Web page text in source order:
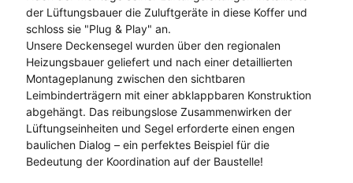
der Lüftungsbauer die Zuluftgeräte in diese Koffer und
schloss sie "Plug & Play" an.
Unsere Deckensegel wurden über den regionalen
Heizungsbauer geliefert und nach einer detaillierten
Montageplanung zwischen den sichtbaren
Leimbinderträgern mit einer abklappbaren Konstruktion
abgehängt. Das reibungslose Zusammenwirken der
Lüftungseinheiten und Segel erforderte einen engen
baulichen Dialog – ein perfektes Beispiel für die
Bedeutung der Koordination auf der Baustelle!